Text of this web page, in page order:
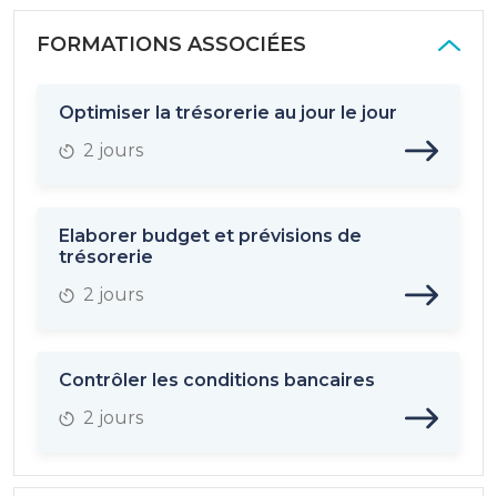
FORMATIONS ASSOCIÉES
Optimiser la trésorerie au jour le jour
2 jours
Elaborer budget et prévisions de
trésorerie
2 jours
Contrôler les conditions bancaires
2 jours